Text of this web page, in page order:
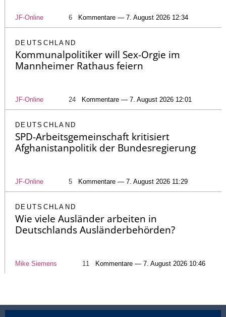
JF-Online 6 Kommentare — 7. August 2026 12:34
DEUTSCHLAND
Kommunalpolitiker will Sex-Orgie im
Mannheimer Rathaus feiern
JF-Online 24 Kommentare — 7. August 2026 12:01
DEUTSCHLAND
SPD-Arbeitsgemeinschaft kritisiert
Afghanistanpolitik der Bundesregierung
JF-Online 5 Kommentare — 7. August 2026 11:29
DEUTSCHLAND
Wie viele Ausländer arbeiten in
Deutschlands Ausländerbehörden?
Mike Siemens 11 Kommentare — 7. August 2026 10:46